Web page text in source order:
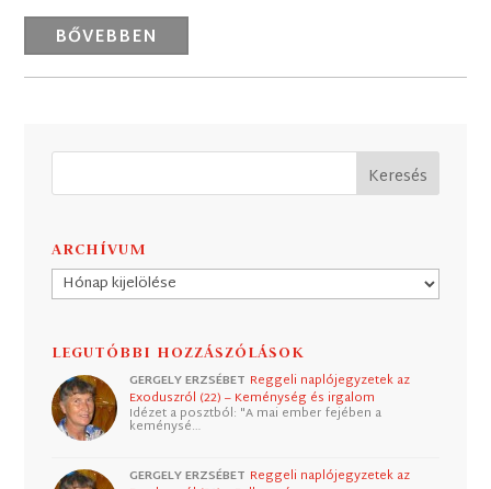
BŐVEBBEN
ARCHÍVUM
Archívum
LEGUTÓBBI HOZZÁSZÓLÁSOK
GERGELY ERZSÉBET Reggeli naplójegyzetek az
Exoduszról (22) – Keménység és irgalom
Idézet a posztból: "A mai ember fejében a
keménysé…
GERGELY ERZSÉBET Reggeli naplójegyzetek az